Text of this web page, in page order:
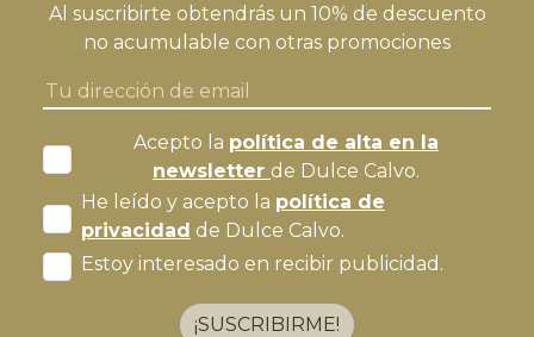
Al suscribirte obtendrás un 10% de descuento
no acumulable con otras promociones
Acepto la política de alta en la
newsletter de Dulce Calvo.
He leído y acepto la política de
privacidad de Dulce Calvo.
Estoy interesado en recibir publicidad.
¡SUSCRIBIRME!